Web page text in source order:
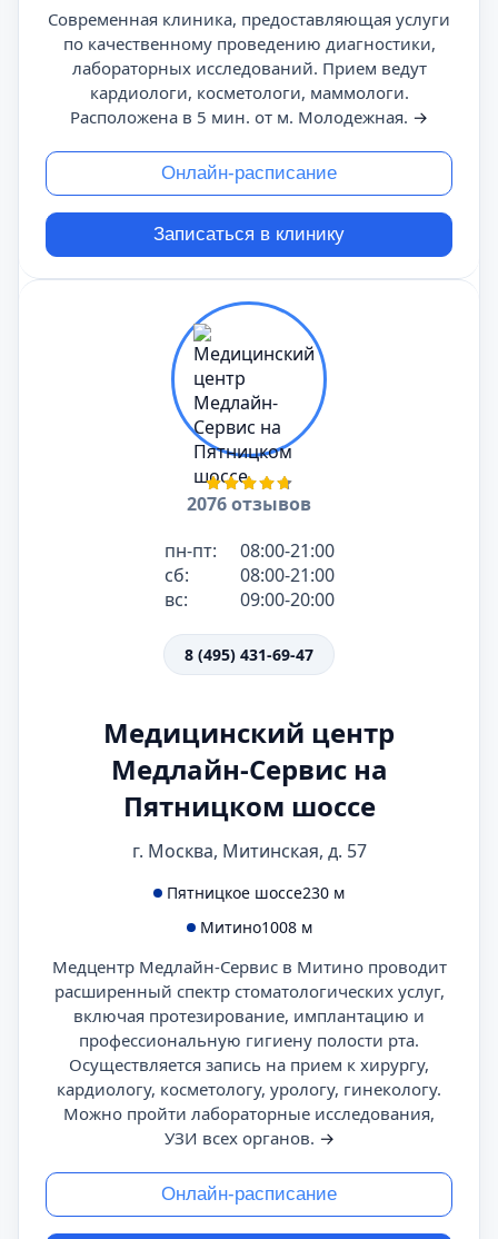
Современная клиника, предоставляющая услуги
по качественному проведению диагностики,
лабораторных исследований. Прием ведут
кардиологи, косметологи, маммологи.
Расположена в 5 мин. от м. Молодежная. →
Онлайн-расписание
Записаться в клинику
2076 отзывов
пн-пт:
08:00-21:00
сб:
08:00-21:00
вс:
09:00-20:00
8 (495) 431-69-47
Медицинский центр
Медлайн-Сервис на
Пятницком шоссе
г. Москва, Митинская, д. 57
Пятницкое шоссе230 м
Митино1008 м
Медцентр Медлайн-Сервис в Митино проводит
расширенный спектр стоматологических услуг,
включая протезирование, имплантацию и
профессиональную гигиену полости рта.
Осуществляется запись на прием к хирургу,
кардиологу, косметологу, урологу, гинекологу.
Можно пройти лабораторные исследования,
УЗИ всех органов. →
Онлайн-расписание